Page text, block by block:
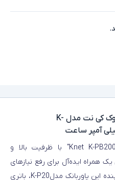
پاوربانک استوک کی نت مدل K-
"پاوربانک 20000 کی نت Knet K-PB20000P20" با ظرفیت بالا و
همراه ایده‌آل برای رفع نیازهای
شارژ شما طراحی شده است.قلب تپنده این پاوربانک مدلK-P20، باتری